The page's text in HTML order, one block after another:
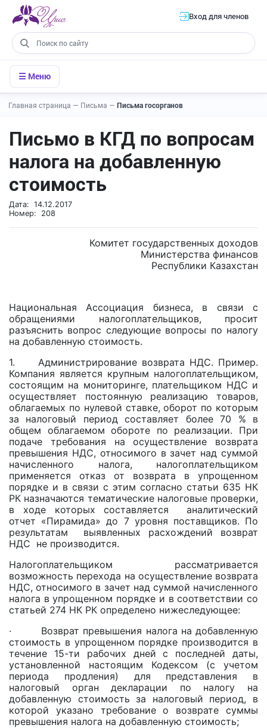
Вход для членов
☰ Меню
Главная страница — Письма — Письма госорганов
Письмо в КГД по вопросам
налога на добавленную
стоимость
Дата: 14.12.2017
Номер: 208
Комитет государственных доходов
Министерства финансов
Республики Казахстан
Национальная Ассоциация бизнеса, в связи с
обращениями налогоплательщиков, просит
разъяснить вопрос следующие вопросы по налогу
на добавленную стоимость.
1. Администрирование возврата НДС. Пример.
Компания является крупным налогоплательщиком,
состоящим на мониторинге, плательщиком НДС и
осуществляет постоянную реализацию товаров,
облагаемых по нулевой ставке, оборот по которым
за налоговый период составляет более 70 % в
общем облагаемом обороте по реализации. При
подаче требования на осуществление возврата
превышения НДС, относимого в зачет над суммой
начисленного налога, налогоплательщиком
применяется отказ от возврата в упрощенном
порядке и в связи с этим согласно статьи 635 НК
РК назначаются тематические налоговые проверки,
в ходе которых составляется аналитический
отчет «Пирамида» до 7 уровня поставщиков. По
результатам выявленных расхождений возврат
НДС не производится.
Налогоплательщиком рассматривается
возможность перехода на осуществление возврата
НДС, относимого в зачет над суммой начисленного
налога в упрощенном порядке и в соответствии со
статьей 274 НК РК определено нижеследующее:
· Возврат превышения налога на добавленную
стоимость в упрощенном порядке производится в
течение 15-ти рабочих дней с последней даты,
установленной настоящим Кодексом (с учетом
периода продления) для представления в
налоговый орган декларации по налогу на
добавленную стоимость за налоговый период, в
которой указано требование о возврате суммы
превышения налога на добавленную стоимость;